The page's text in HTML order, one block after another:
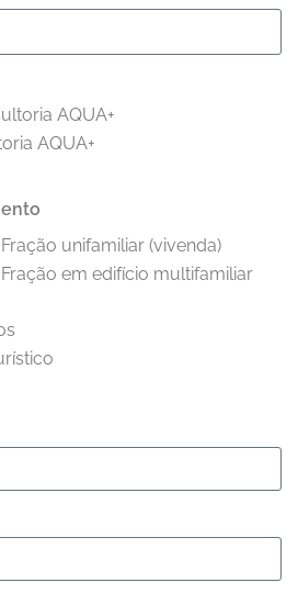
AQUA+
AQUA+
unifamiliar (vivenda)
em edifício multifamiliar